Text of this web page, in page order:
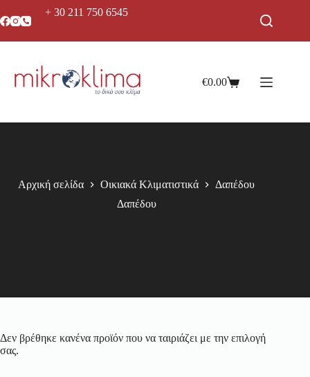
+ 30 211 750 6545
€0.00
Αρχική σελίδα Οικιακά Κλιματιστικά
Δαπέδου
Δαπέδου
Δεν βρέθηκε κανένα προϊόν που να ταιριάζει με την επιλογή
σας.